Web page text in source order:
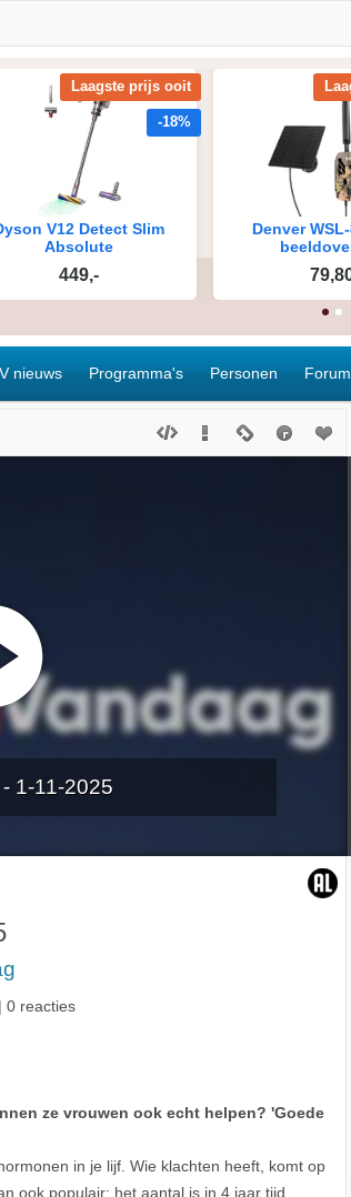
nieuws Programma's Personen Forum
1-11-2025
0 reacties
ze vrouwen ook echt helpen? 'Goede
in je lijf. Wie klachten heeft, komt op
ook populair: het aantal is in 4 jaar tijd